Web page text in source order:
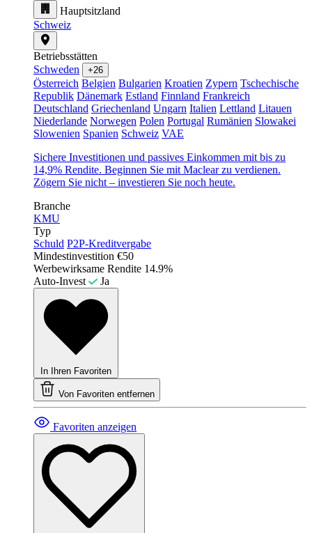
Hauptsitzland
Schweiz
Betriebsstätten
Schweden
+26
Österreich Belgien Bulgarien Kroatien Zypern Tschechische
Republik Dänemark Estland Finnland Frankreich
Deutschland Griechenland Ungarn Italien Lettland Litauen
Niederlande Norwegen Polen Portugal Rumänien Slowakei
Slowenien Spanien Schweiz VAE
Sichere Investitionen und passives Einkommen mit bis zu
14,9% Rendite. Beginnen Sie mit Maclear zu verdienen.
Zögern Sie nicht – investieren Sie noch heute.
Branche
KMU
Typ
Schuld P2P-Kreditvergabe
Mindestinvestition €50
Werbewirksame Rendite 14.9%
Auto-Invest
Ja
In Ihren Favoriten
Von Favoriten entfernen
Favoriten anzeigen